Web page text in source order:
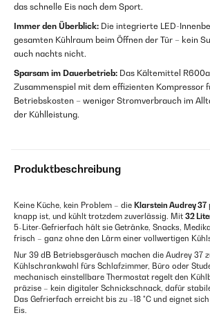
das schnelle Eis nach dem Sport.
Immer den Überblick: Die integrierte LED-
gesamten Kühlraum beim Öffnen der Tür – kein
auch nachts nicht.
Sparsam im Dauerbetrieb: Das Kältemittel
Zusammenspiel mit dem effizienten Kompressor
Betriebskosten – weniger Stromverbrauch im
der Kühlleistung.
Produktbeschreibung
Keine Küche, kein Problem – die Klarstein Audrey 37
knapp ist, und kühlt trotzdem zuverlässig. Mit 32
5-Liter-Gefrierfach hält sie Getränke, Snacks,
frisch – ganz ohne den Lärm einer vollwertigen
Nur 39 dB Betriebsgeräusch machen die Audrey 37
Kühlschrankwahl fürs Schlafzimmer, Büro oder
mechanisch einstellbare Thermostat regelt den
präzise – kein digitaler Schnickschnack, dafür
Das Gefrierfach erreicht bis zu −18 °C und eignet
Eis.